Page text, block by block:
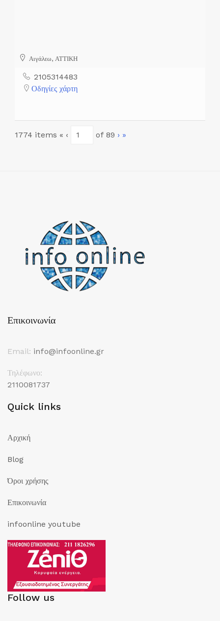
Αιγάλεω, ΑΤΤΙΚΗ
2105314483
Οδηγίες χάρτη
1774 items « ‹
Currentof 89 › »
Επικοινωνία
Email: info@infoonline.gr
Τηλέφωνο:
2110081737
Quick links
Αρχική
Blog
Όροι χρήσης
Επικοινωνία
infoonline youtube
Follow us